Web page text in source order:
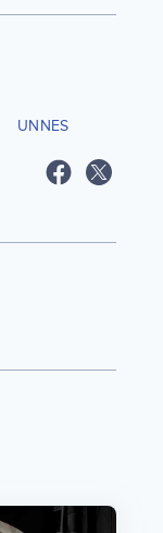
UNNES